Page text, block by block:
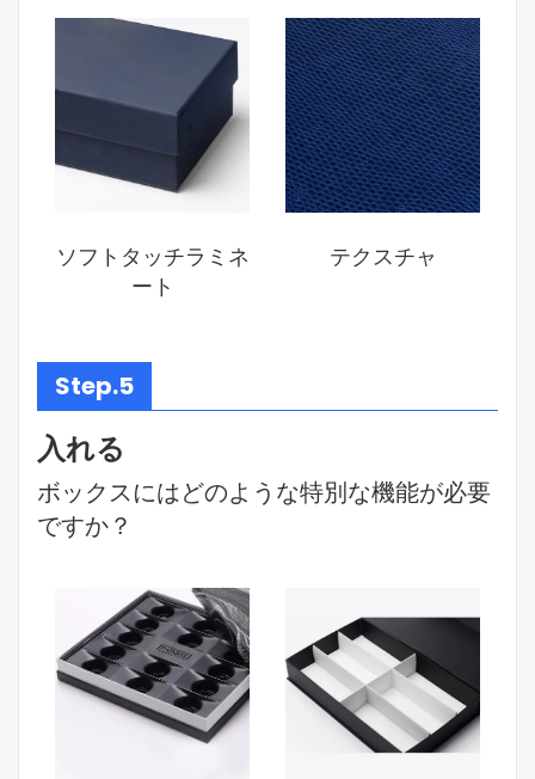
ソフトタッチラミネ
ート
テクスチャ
Step.5
入れる
ボックスにはどのような特別な機能が必要
ですか？